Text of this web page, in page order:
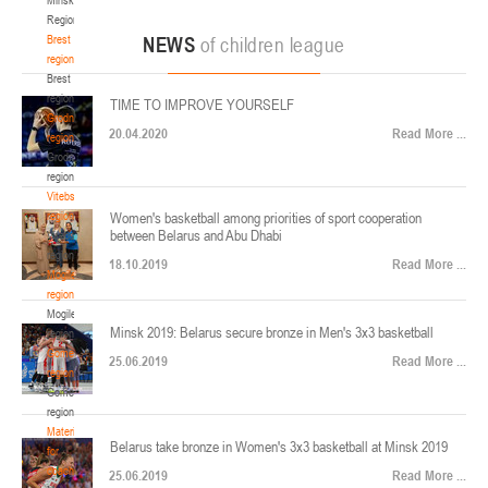
Region
Brest
region
Brest
region
Grodno
region
Grodno
region
Vitebsk
region
Vitebsk
region
Mogilev
region
Mogilev
region
Gomel
region
Gomel
region
Materials
for
coaches
ул. Ленинградская, 4
Минск
Финал четырех – юноши 2014-2015 гг.р., Дивизион 2, 22-24 апреля 2026 г., г.
Минск, ул. Стадионная, 3
U-12, девушки
V тур – девушки 2014-2015 гг.р., Дивизион 1, 17-19 апреля 2026 г., г. Гомель,
ул. Б.Хмельницкого, 118а
Минск
Финал 4-х – девушки 2010-2011 гг.р., Дивизион 2, 14-16 апреля 2026 г., г.
Минск, ул. Стадионная, 3
NEWS of children league
TIME TO IMPROVE YOURSELF
20.04.2020 Read More ...
Women's basketball among priorities of sport cooperation
between Belarus and Abu Dhabi
18.10.2019 Read More ...
Minsk 2019: Belarus secure bronze in Men's 3x3 basketball
25.06.2019 Read More ...
Belarus take bronze in Women's 3x3 basketball at Minsk 2019
25.06.2019 Read More ...